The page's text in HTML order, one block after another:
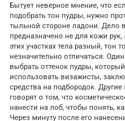
Бытует неверное мнение, что
подобрать тон пудры, нужно
тыльной стороне ладони. Дело
предназначено не для кожи
этих участках тела разный, тон
незначительно отличаться.
выбрать оттенок пудры,
использовать визажисты,
средства на подбородок.
говорят о том, что
нанести на лоб, чтобы понять,
Через минуту после его